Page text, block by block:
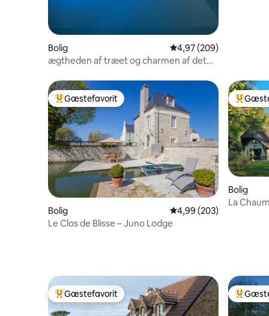
Bolig 4,97 ud af 5 i
4,97 (209)
ægtheden af træet og charmen af det
Bedste gæstefavorit
Gæstefavorit
Bolig 4,99 ud af 5 i
4,99 (203)
Le Clos de Blisse – Juno Lodge
Bedste
Bolig
La
Bedste gæstefavorit
Gæstefavorit Bedste